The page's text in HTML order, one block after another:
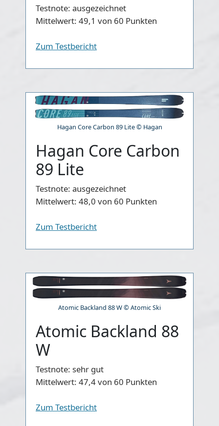
Testnote: ausgezeichnet
Mittelwert: 49,1 von 60 Punkten
Zum Testbericht
Hagan Core Carbon 89 Lite © Hagan
Hagan Core Carbon
89 Lite
Testnote: ausgezeichnet
Mittelwert: 48,0 von 60 Punkten
Zum Testbericht
Atomic Backland 88 W © Atomic Ski
Atomic Backland 88
W
Testnote: sehr gut
Mittelwert: 47,4 von 60 Punkten
Zum Testbericht